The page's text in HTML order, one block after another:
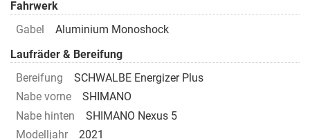
Fahrwerk
Gabel
Aluminium Monoshock
Laufräder & Bereifung
Bereifung
SCHWALBE Energizer Plus
Nabe vorne
SHIMANO
Nabe hinten
SHIMANO Nexus 5
Modelljahr
2021